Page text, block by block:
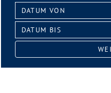
Datum
von:
Datum
bis: